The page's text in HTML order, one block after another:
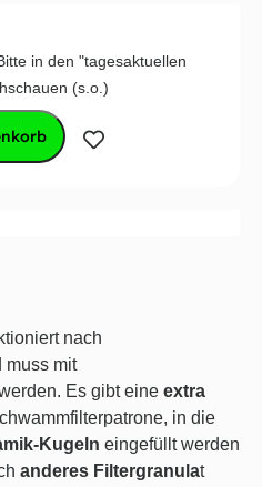
in den "tagesaktuellen
(s.o.)
nach
muss mit
Es gibt eine extra
in die
Kugeln eingefüllt werden
anderes Filtergranulat